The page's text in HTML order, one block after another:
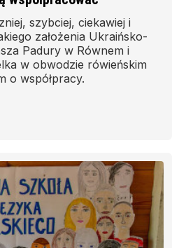
szybciej, ciekawiej i
założenia Ukraińsko-
Padury w Równem i
w obwodzie rówieńskim
o współpracy.